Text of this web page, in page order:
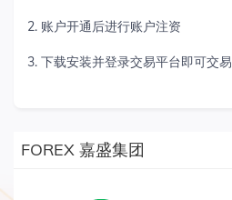
2. 账户开通后进行账户注资
3. 下载安装并登录交易平台即可交易
FOREX 嘉盛集团